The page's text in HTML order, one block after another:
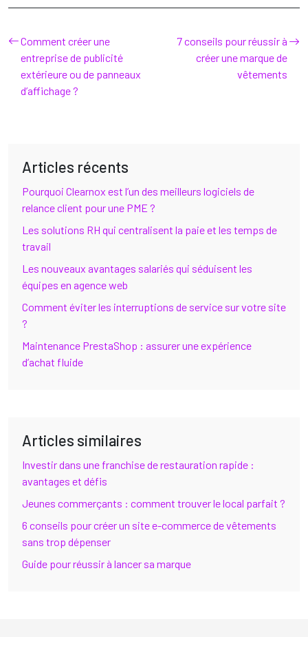
Comment créer une
entreprise de publicité
extérieure ou de panneaux
d’affichage ?
7 conseils pour réussir à
créer une marque de
vêtements
Articles récents
Pourquoi Clearnox est l’un des meilleurs logiciels de
relance client pour une PME ?
Les solutions RH qui centralisent la paie et les temps de
travail
Les nouveaux avantages salariés qui séduisent les
équipes en agence web
Comment éviter les interruptions de service sur votre site
?
Maintenance PrestaShop : assurer une expérience
d’achat fluide
Articles similaires
Investir dans une franchise de restauration rapide :
avantages et défis
Jeunes commerçants : comment trouver le local parfait ?
6 conseils pour créer un site e-commerce de vêtements
sans trop dépenser
Guide pour réussir à lancer sa marque